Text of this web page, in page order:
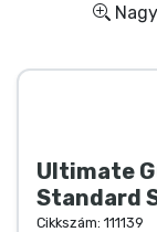
Ultimate
Standard
Cikkszám: 111139
Animés
Zenés